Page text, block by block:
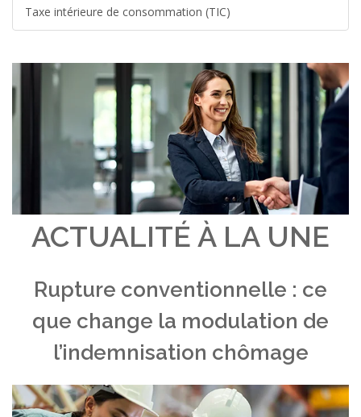
Taxe intérieure de consommation (TIC)
ACTUALITÉ À LA UNE
Rupture conventionnelle : ce
que change la modulation de
l’indemnisation chômage